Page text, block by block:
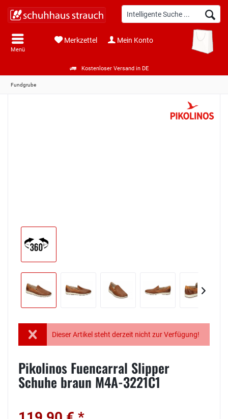
Kostenloser Versand in DE
Menü
Merkzettel Mein Konto
Fundgrube
Dieser Artikel steht derzeit nicht zur Verfügung!
Pikolinos Fuencarral Slipper
Schuhe braun M4A-3221C1